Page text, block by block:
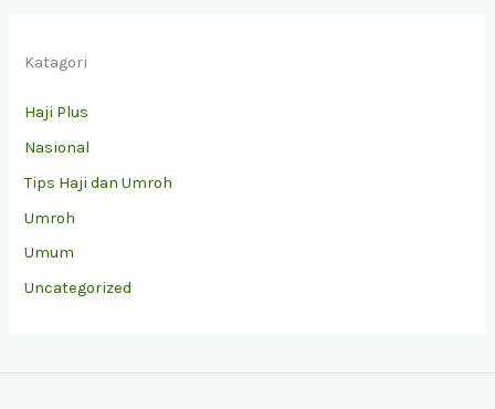
Katagori
Haji Plus
Nasional
Tips Haji dan Umroh
Umroh
Umum
Uncategorized